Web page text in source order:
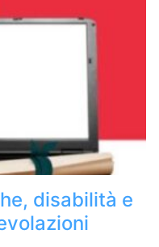
disabilità e